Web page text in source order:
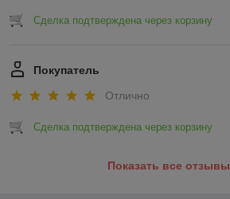
Сделка подтверждена через корзину
Покупатель
Отлично
Сделка подтверждена через корзину
Показать все отзывы